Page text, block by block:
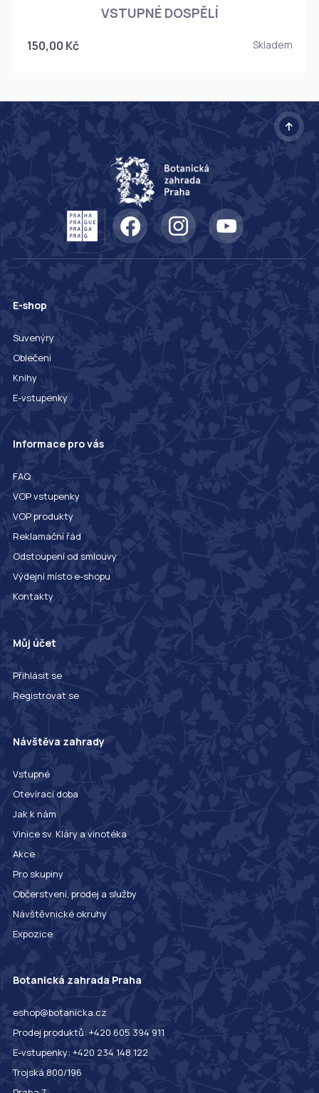
VSTUPNÉ DOSPĚLÍ
150,00 Kč Skladem
E-shop
Suvenýry
Oblečení
Knihy
E-vstupenky
Informace pro vás
FAQ
VOP vstupenky
VOP produkty
Reklamační řád
Odstoupení od smlouvy
Výdejní místo e-shopu
Kontakty
Můj účet
Přihlásit se
Registrovat se
Návštěva zahrady
Vstupné
Otevírací doba
Jak k nám
Vinice sv. Kláry a vinotéka
Akce
Pro skupiny
Občerstvení, prodej a služby
Návštěvnické okruhy
Expozice
Botanická zahrada Praha
eshop@botanicka.cz
Prodej produktů: +420 605 394 911
E-vstupenky: +420 234 148 122
Trojská 800/196